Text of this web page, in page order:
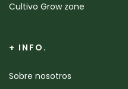
Cultivo Grow zone
+ INFO.
Sobre nosotros